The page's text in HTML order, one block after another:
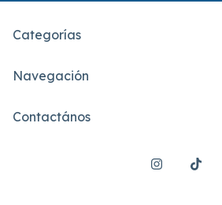
Categorías
Navegación
Contactános